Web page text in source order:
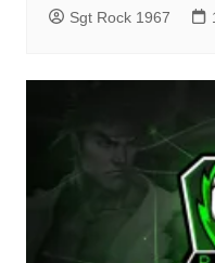
Sgt Rock 1967